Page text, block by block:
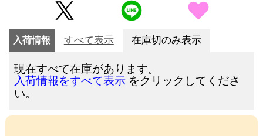
入荷情報 すべて表示 在庫切のみ表示
現在すべて在庫があります。
入荷情報をすべて表示 をクリックしてくださ
い。